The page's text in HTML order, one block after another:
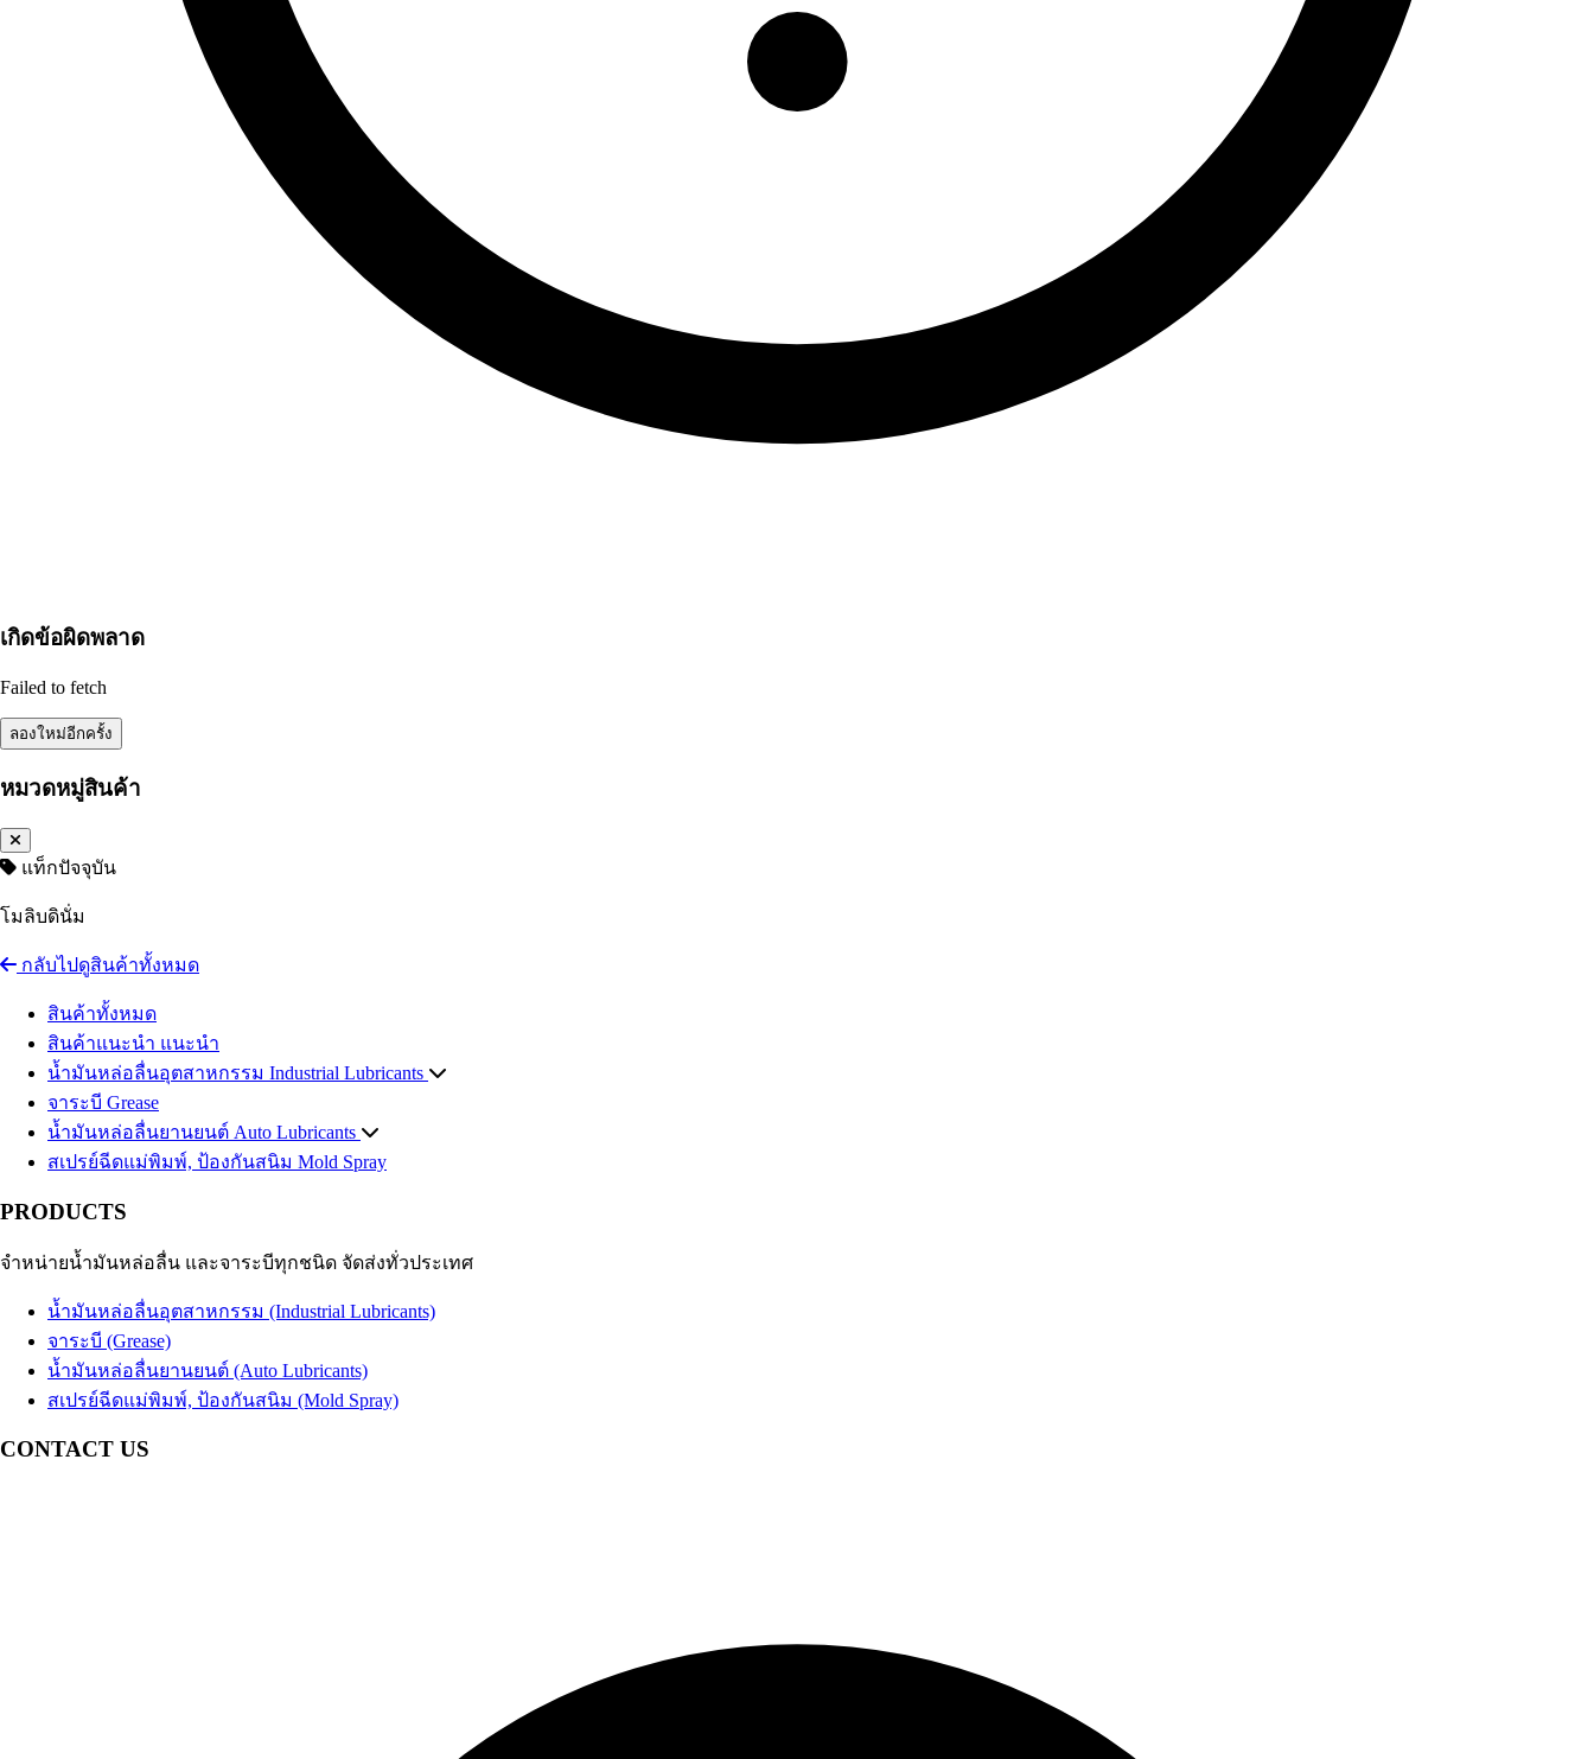
เกิดข้อผิดพลาด
Failed to fetch
ลองใหม่อีกครั้ง
หมวดหมู่สินค้า
แท็กปัจจุบัน
โมลิบดินั่ม
กลับไปดูสินค้าทั้งหมด
สินค้าทั้งหมด
สินค้าแนะนำ แนะนำ
น้ำมันหล่อลื่นอุตสาหกรรม Industrial Lubricants
น้ำมันไฮดรอลิค
น้ำมันถ่ายเทความร้อนHeat Transfer Oil
น้ำมันเกียร์อุตสาหกรรม Industrial Gear Oil
น้ำมันสไลด์เวย์
น้ำมัน EDM
น้ำมันสปาร์ค
Turbine Oil
น้ำมันปั๊มลมAir Compressor Oil
น้ำมันหม้อแปลงไฟฟ้า
น้ำมันห้องเย็นRefrigeration Oil
น้ำมันกันสนิม
จาระบี Grease
น้ำมันหล่อลื่นยานยนต์ Auto Lubricants
น้ำมันเครื่องเบนซินGasoline Engine Oil
น้ำมันเกียร์และน้ำมันเฟืองท้าย
น้ำมันเบรก
Brake Fluid
Coolant น้ำยาหม้อน้ำรถยนต์ น้ำยาหล่อเย็นสำเร็จรูป
อื่นๆ Others
สเปรย์ฉีดแม่พิมพ์, ป้องกันสนิม Mold Spray
PRODUCTS
จำหน่ายน้ำมันหล่อลื่น และจาระบีทุกชนิด จัดส่งทั่วประเทศ
น้ำมันหล่อลื่นอุตสาหกรรม (Industrial Lubricants)
จาระบี (Grease)
น้ำมันหล่อลื่นยานยนต์ (Auto Lubricants)
สเปรย์ฉีดแม่พิมพ์, ป้องกันสนิม (Mold Spray)
CONTACT US